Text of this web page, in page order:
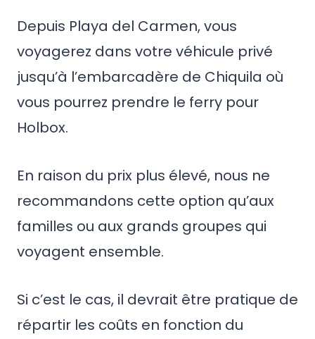
Depuis Playa del Carmen, vous
voyagerez dans votre véhicule privé
jusqu’à l’embarcadère de Chiquila où
vous pourrez prendre le ferry pour
Holbox.
En raison du prix plus élevé, nous ne
recommandons cette option qu’aux
familles ou aux grands groupes qui
voyagent ensemble.
Si c’est le cas, il devrait être pratique de
répartir les coûts en fonction du